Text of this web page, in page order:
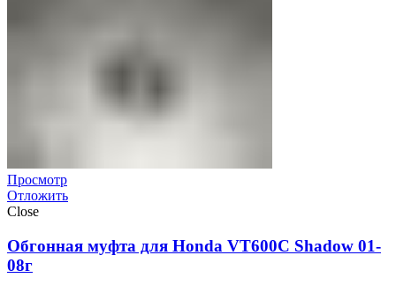
Просмотр
Отложить
Close
Обгонная муфта для Honda VT600C Shadow 01-
08г